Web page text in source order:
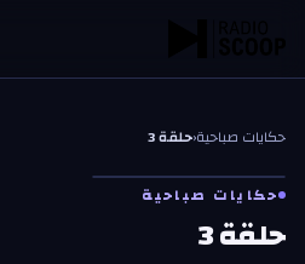
حكايات صباحية‹حلقة 3
حكايات صباحية
حلقة 3